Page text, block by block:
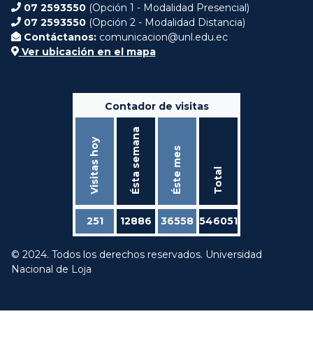
07 2593550 (Opción 1 - Modalidad Presencial)
07 2593550 (Opción 2 - Modalidad Distancia)
Contáctanos: comunicacion@unl.edu.ec
Ver ubicación en el mapa
Contador de visitas
Visitas hoy Ésta semana Éste mes Total
251 12886 36558 546051
© 2024. Todos los derechos reservados. Universidad
Nacional de Loja